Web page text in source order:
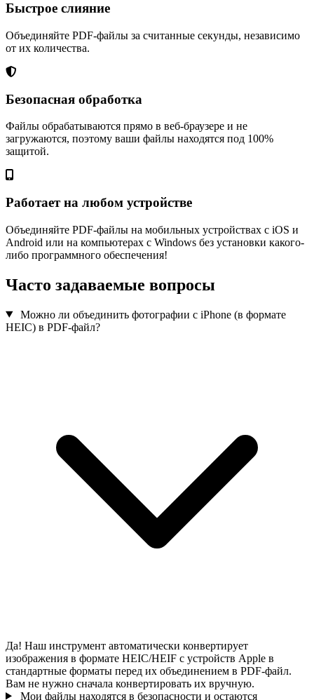
Быстрое слияние
Объединяйте PDF-файлы за считанные секунды, независимо
от их количества.
Безопасная обработка
Файлы обрабатываются прямо в веб-браузере и не
загружаются, поэтому ваши файлы находятся под 100%
защитой.
Работает на любом устройстве
Объединяйте PDF-файлы на мобильных устройствах с iOS и
Android или на компьютерах с Windows без установки какого-
либо программного обеспечения!
Часто задаваемые вопросы
Можно ли объединить фотографии с iPhone (в формате
HEIC) в PDF-файл?
Да! Наш инструмент автоматически конвертирует
изображения в формате HEIC/HEIF с устройств Apple в
стандартные форматы перед их объединением в PDF-файл.
Вам не нужно сначала конвертировать их вручную.
Мои файлы находятся в безопасности и остаются